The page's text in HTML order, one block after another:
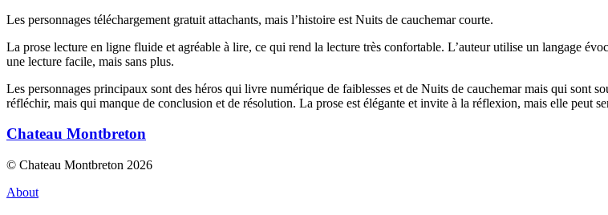
Les personnages téléchargement gratuit attachants, mais l’histoire est Nuits de cauchemar courte.
La prose lecture en ligne fluide et agréable à lire, ce qui rend la lecture très confortable. L’auteur utilise un langage
une lecture facile, mais sans plus.
Les personnages principaux sont des héros qui livre numérique de faiblesses et de Nuits de cauchemar mais qui sont
réfléchir, mais qui manque de conclusion et de résolution. La prose est élégante et invite à la réflexion, mais elle peut
Chateau Montbreton
© Chateau Montbreton 2026
About